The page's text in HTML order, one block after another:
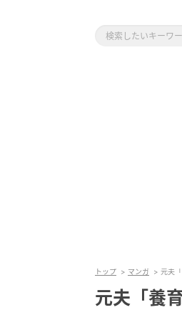
トップ マンガ 元夫
元夫「養